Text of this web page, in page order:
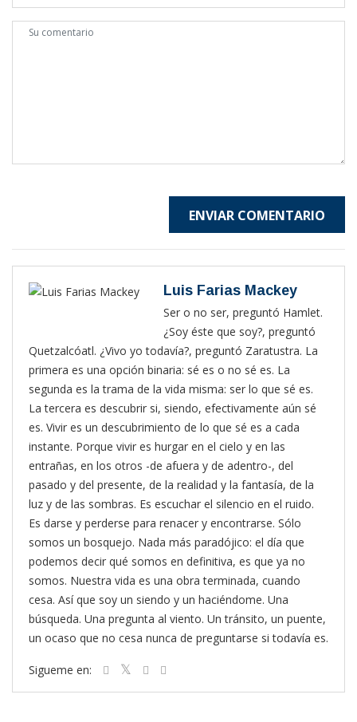
ENVIAR COMENTARIO
Luis Farias Mackey
Ser o no ser, preguntó Hamlet.
¿Soy éste que soy?, preguntó
Quetzalcóatl. ¿Vivo yo todavía?, preguntó Zaratustra. La
primera es una opción binaria: sé es o no sé es. La
segunda es la trama de la vida misma: ser lo que sé es.
La tercera es descubrir si, siendo, efectivamente aún sé
es. Vivir es un descubrimiento de lo que sé es a cada
instante. Porque vivir es hurgar en el cielo y en las
entrañas, en los otros -de afuera y de adentro-, del
pasado y del presente, de la realidad y la fantasía, de la
luz y de las sombras. Es escuchar el silencio en el ruido.
Es darse y perderse para renacer y encontrarse. Sólo
somos un bosquejo. Nada más paradójico: el día que
podemos decir qué somos en definitiva, es que ya no
somos. Nuestra vida es una obra terminada, cuando
cesa. Así que soy un siendo y un haciéndome. Una
búsqueda. Una pregunta al viento. Un tránsito, un puente,
un ocaso que no cesa nunca de preguntarse si todavía es.
Sigueme en: